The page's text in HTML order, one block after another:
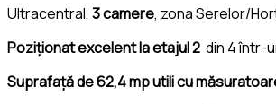
Ultracentral, 3 camere, zona Serelor/
Poziționat excelent la etajul 2 din 4 într-
Suprafață de 62,4 mp utili cu